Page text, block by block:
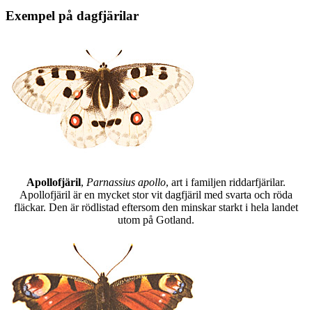
Exempel på dagfjärilar
Apollofjäril, Parnassius apollo, art i familjen riddarfjärilar.
Apollofjäril är en mycket stor vit dagfjäril med svarta och röda
fläckar. Den är rödlistad eftersom den minskar starkt i hela landet
utom på Gotland.